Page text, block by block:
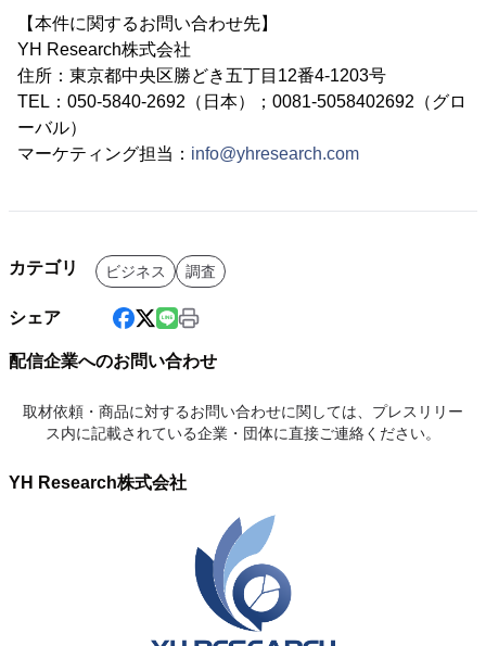
【本件に関するお問い合わせ先】
YH Research株式会社
住所：東京都中央区勝どき五丁目12番4-1203号
TEL：050-5840-2692（日本）；0081-5058402692（グロ
ーバル）
マーケティング担当： info@yhresearch.com
カテゴリ ビジネス 調査
シェア
配信企業へのお問い合わせ
取材依頼・商品に対するお問い合わせに関しては、プレスリリー
ス内に記載されている企業・団体に直接ご連絡ください。
YH Research株式会社